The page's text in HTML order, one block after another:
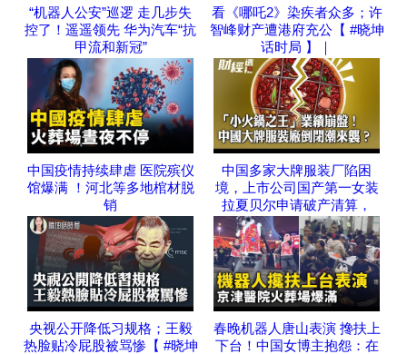
“机器人公安”巡逻 走几步失
控了！遥遥领先 华为汽车“抗
甲流和新冠”
看《哪吒2》染疾者众多；许
智峰财产遭港府充公【 #晓坤
话时局 】｜
中国疫情持续肆虐 医院殡仪
馆爆满 ！河北等多地棺材脱
销
中国多家大牌服装厂陷困
境，上市公司国产第一女装
拉夏贝尔申请破产清算，
央视公开降低习规格；王毅
热脸贴冷屁股被骂惨【 #晓坤
春晚机器人唐山表演 搀扶上
下台！中国女博主抱怨：在